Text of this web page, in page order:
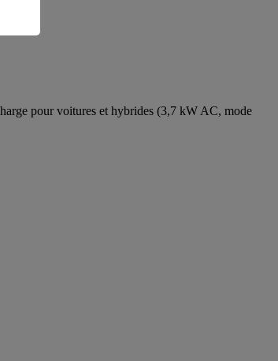
pour voitures et hybrides (3,7 kW AC, mode